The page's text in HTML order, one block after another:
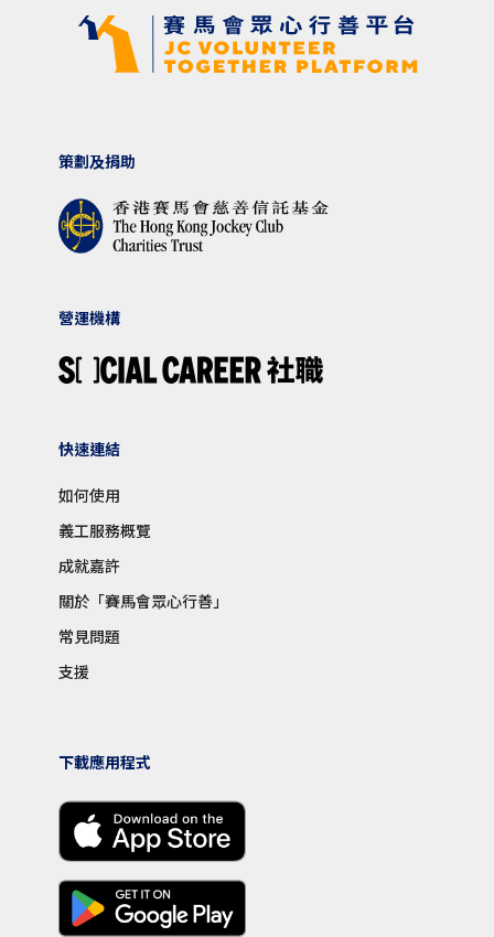
策劃及捐助
營運機構
快速連結
如何使用
義工服務概覽
成就嘉許
關於「賽馬會眾心行善」
常見問題
支援
下載應用程式